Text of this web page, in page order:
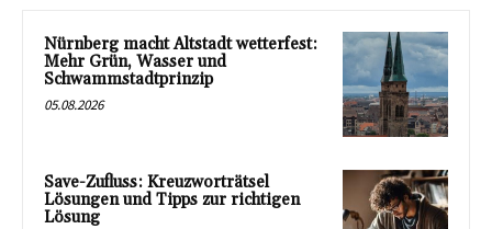
Nürnberg macht Altstadt wetterfest:
Mehr Grün, Wasser und
Schwammstadtprinzip
05.08.2026
Save-Zufluss: Kreuzworträtsel
Lösungen und Tipps zur richtigen
Lösung